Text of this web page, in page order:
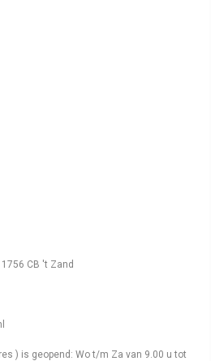
CB 't Zand
) is geopend: Wo t/m Za van 9.00 u tot